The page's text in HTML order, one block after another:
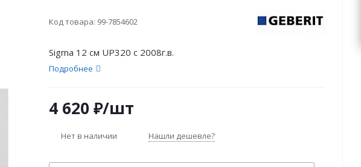
Код товара: 99-7854602
Sigma 12 см UP320 с 2008г.в.
Подробнее
4 620 ₽/шт
Нет в наличии Нашли дешевле?